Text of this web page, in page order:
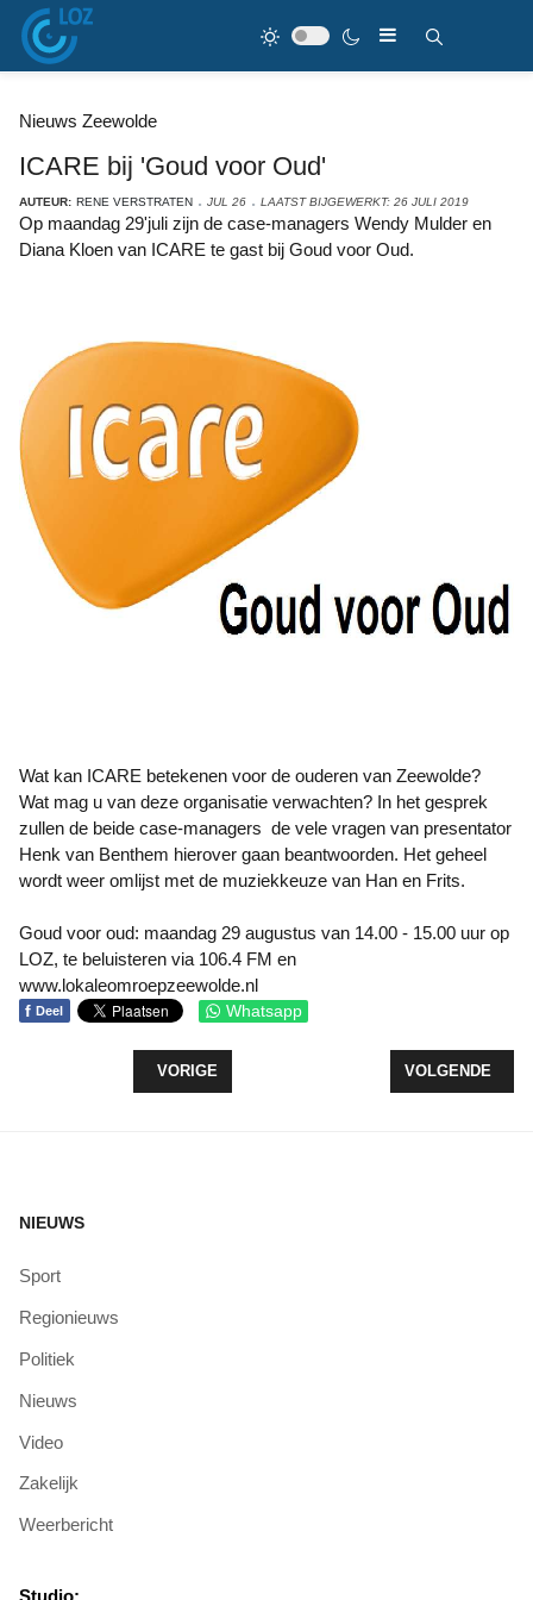
Nieuws Zeewolde
ICARE bij 'Goud voor Oud'
AUTEUR: RENE VERSTRATEN JUL 26 LAATST BIJGEWERKT: 26 JULI 2019
Op maandag 29'juli zijn de case-managers Wendy Mulder en
Diana Kloen van ICARE te gast bij Goud voor Oud.
Wat kan ICARE betekenen voor de ouderen van Zeewolde?
Wat mag u van deze organisatie verwachten? In het gesprek
zullen de beide case-managers de vele vragen van presentator
Henk van Benthem hierover gaan beantwoorden. Het geheel
wordt weer omlijst met de muziekkeuze van Han en Frits.
Goud voor oud: maandag 29 augustus van 14.00 - 15.00 uur op
LOZ, te beluisteren via 106.4 FM en
www.lokaleomroepzeewolde.nl
f Deel Whatsapp
VORIG ARTIKEL: HORSTERPLEIN KOMT WEER
VORIGE VOLGENDE
VOLGENDE
NIEUWS
Sport
Regionieuws
Politiek
Nieuws
Video
Zakelijk
Weerbericht